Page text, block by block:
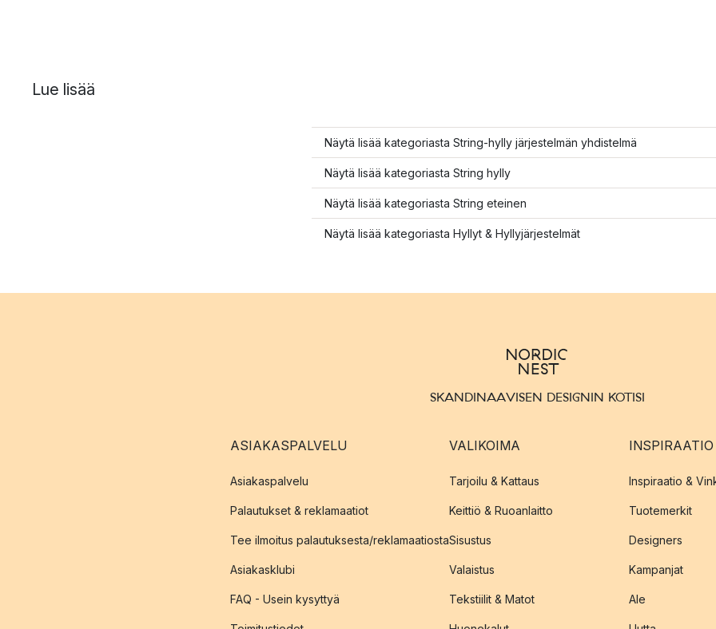
Lue lisää
Näytä lisää kategoriasta String-hylly järjestelmän yhdistelmä
Näytä lisää kategoriasta String hylly
Näytä lisää kategoriasta String eteinen
Näytä lisää kategoriasta Hyllyt & Hyllyjärjestelmät
SKANDINAAVISEN DESIGNIN KOTISI
ASIAKASPALVELU
Asiakaspalvelu
Palautukset & reklamaatiot
Tee ilmoitus palautuksesta/reklamaatiosta
Asiakasklubi
FAQ - Usein kysyttyä
VALIKOIMA
Tarjoilu & Kattaus
Keittiö & Ruoanlaitto
Sisustus
Valaistus
Tekstiilit & Matot
INSPIRAATIO
Inspiraatio &
Tuotemerkit
Designers
Kampanjat
Ale